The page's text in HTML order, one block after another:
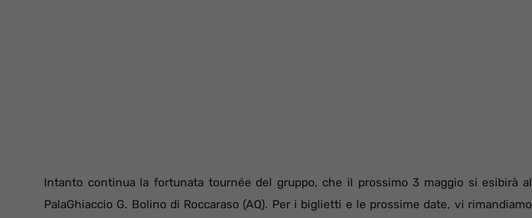
Intanto continua la fortunata tournée del gruppo, che il prossimo 3 maggio si esibirà al
PalaGhiaccio G. Bolino di Roccaraso (AQ). Per i biglietti e le prossime date, vi rimandiamo